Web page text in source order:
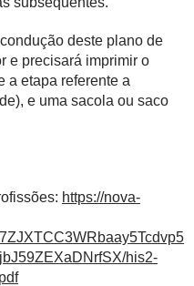
deste plano de
e precisará imprimir o
a etapa referente a
e uma sacola ou saco
https://nova-
his2-